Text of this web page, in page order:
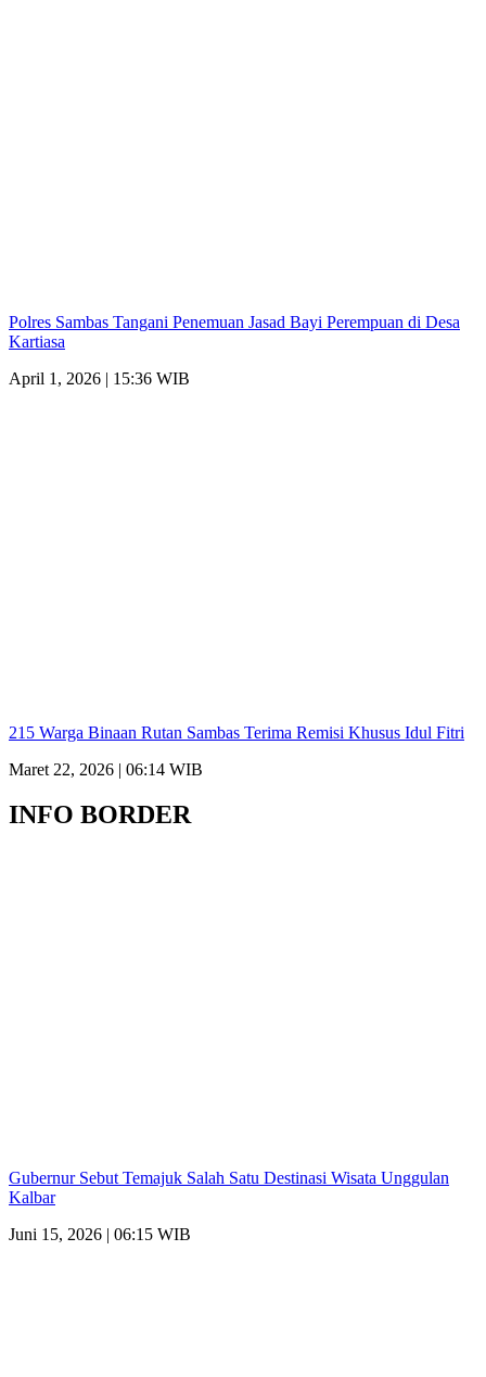
Polres Sambas Tangani Penemuan Jasad Bayi Perempuan di Desa
Kartiasa
April 1, 2026 | 15:36 WIB
215 Warga Binaan Rutan Sambas Terima Remisi Khusus Idul Fitri
Maret 22, 2026 | 06:14 WIB
INFO BORDER
Gubernur Sebut Temajuk Salah Satu Destinasi Wisata Unggulan
Kalbar
Juni 15, 2026 | 06:15 WIB